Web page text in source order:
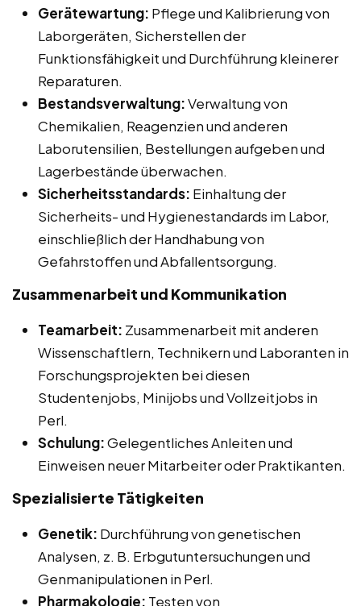
Gerätewartung: Pflege und Kalibrierung von
Laborgeräten, Sicherstellen der
Funktionsfähigkeit und Durchführung kleinerer
Reparaturen.
Bestandsverwaltung:Verwaltung von
Chemikalien, Reagenzien und anderen
Laborutensilien, Bestellungen aufgeben und
Lagerbestände überwachen.
Sicherheitsstandards: Einhaltung der
Sicherheits- und Hygienestandards im Labor,
einschließlich der Handhabung von
Gefahrstoffen und Abfallentsorgung.
Zusammenarbeit und Kommunikation
Teamarbeit: Zusammenarbeit mit anderen
Wissenschaftlern, Technikern und Laboranten in
Forschungsprojekten bei diesen
Studentenjobs, Minijobs und Vollzeitjobs in
Perl.
Schulung:Gelegentliches Anleiten und
Einweisen neuer Mitarbeiter oder Praktikanten.
Spezialisierte Tätigkeiten
Genetik: Durchführung von genetischen
Analysen, z. B. Erbgutuntersuchungen und
Genmanipulationen in Perl.
Pharmakologie: Testen von